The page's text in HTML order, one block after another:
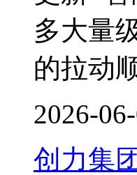
多大量
的拉动
2026-
创力集